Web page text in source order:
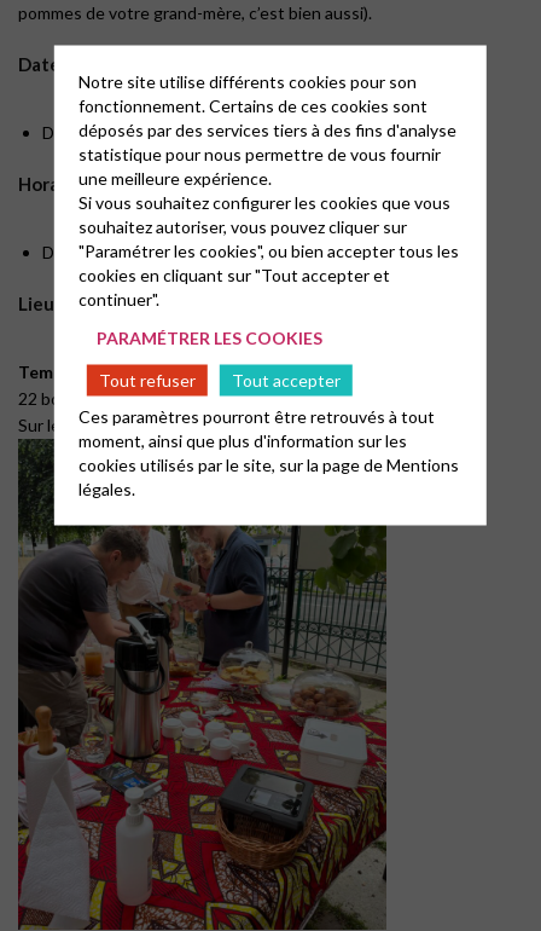
pommes de votre grand-mère, c’est bien aussi).
Dates :
Deuxième samedi du mois (hors juillet et août)
Horaire :
De 15h30 à 17h30
Lieu :
Temple protestant de Rennes
22 boulevard de la Liberté à Rennes
Sur le parvis ou en intérieur selon la saison et la météo
Notre site utilise différents cookies pour son
fonctionnement. Certains de ces cookies sont
déposés par des services tiers à des fins d'analyse
statistique pour nous permettre de vous fournir
une meilleure expérience.
Si vous souhaitez configurer les cookies que vous
souhaitez autoriser, vous pouvez cliquer sur
"Paramétrer les cookies", ou bien accepter tous les
cookies en cliquant sur "Tout accepter et
continuer".
PARAMÉTRER LES COOKIES
Tout refuser
Tout accepter
Ces paramètres pourront être retrouvés à tout
moment, ainsi que plus d'information sur les
cookies utilisés par le site, sur la page deMentions
légales.